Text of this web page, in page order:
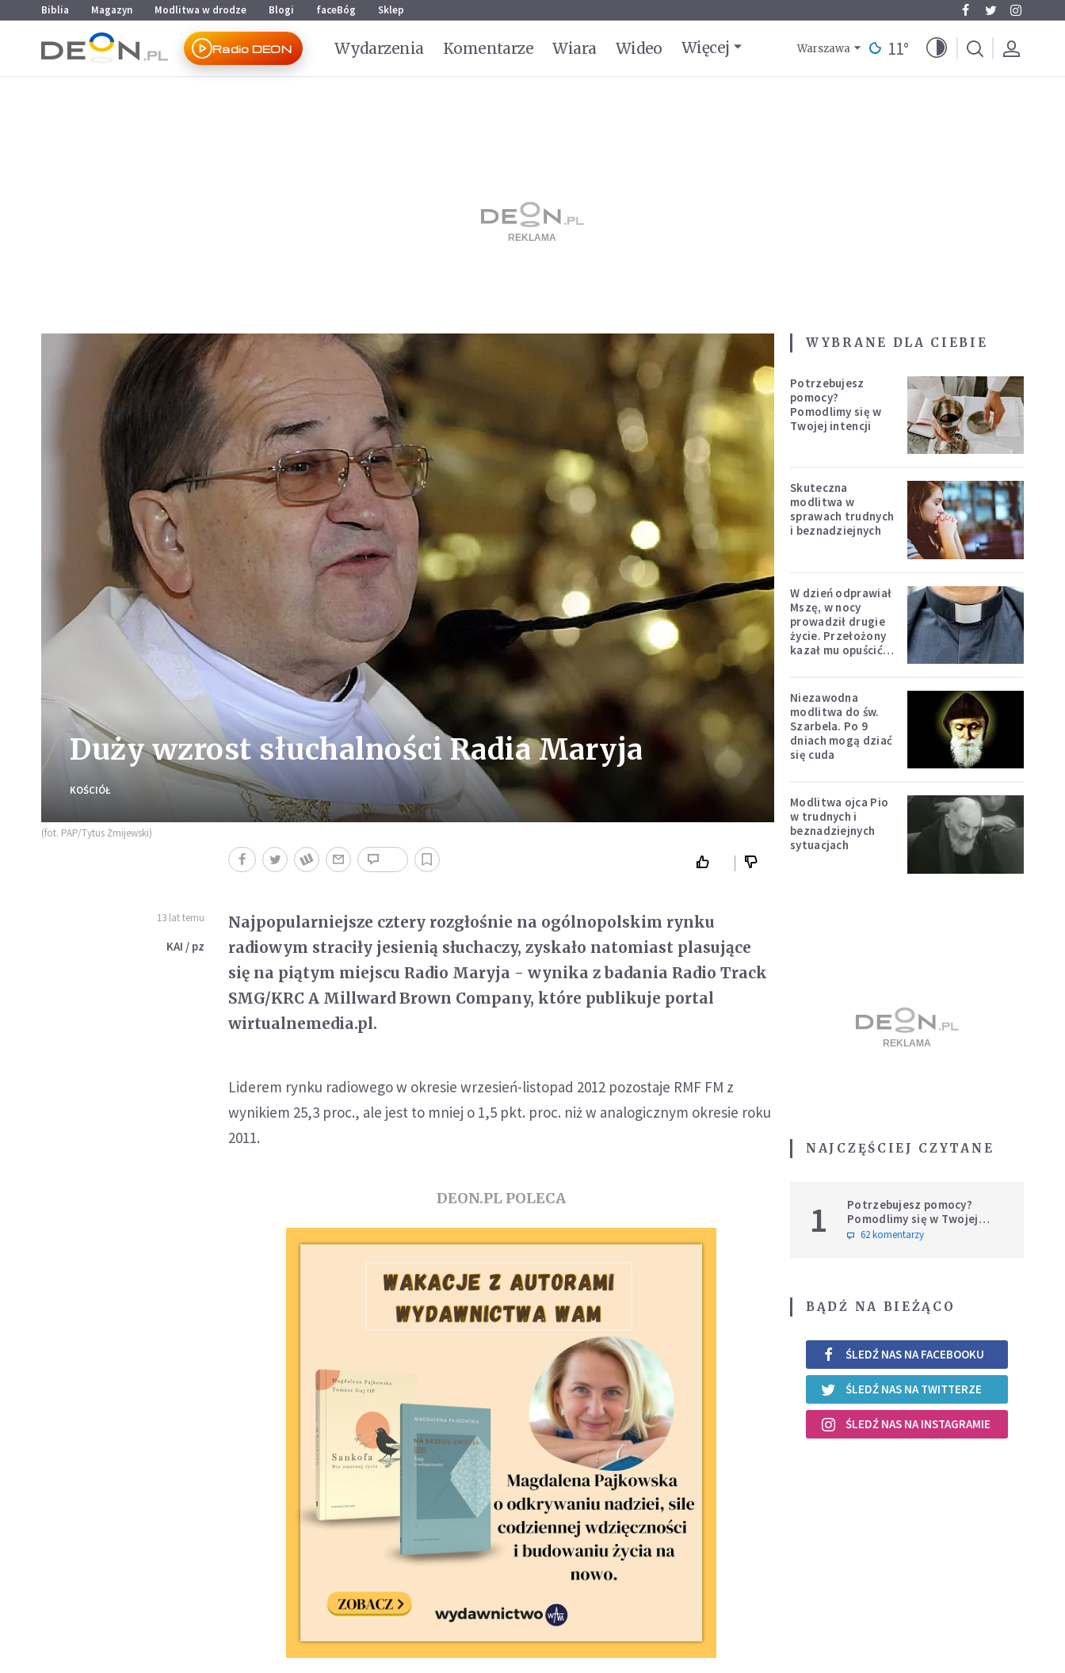
Przejdź do menu głównego
Przejdź do treści
Biblia Magazyn Modlitwa w drodze Blogi faceBóg Sklep
Radio DEON Wydarzenia Komentarze Wiara Wideo Więcej Warszawa 11°
Duży wzrost słuchalności Radia Maryja
KOŚCIÓŁ
(fot. PAP/Tytus Żmijewski)
13 lat temu
KAI / pz
Najpopularniejsze cztery rozgłośnie na ogólnopolskim rynku
radiowym straciły jesienią słuchaczy, zyskało natomiast plasujące
się na piątym miejscu Radio Maryja - wynika z badania Radio Track
SMG/KRC A Millward Brown Company, które publikuje portal
wirtualnemedia.pl.
Liderem rynku radiowego w okresie wrzesień-listopad 2012 pozostaje RMF FM z
wynikiem 25,3 proc., ale jest to mniej o 1,5 pkt. proc. niż w analogicznym okresie roku
2011.
DEON.PL POLECA
WYBRANE DLA CIEBIE
Potrzebujesz
pomocy?
Pomodlimy się w
Twojej intencji
Skuteczna
modlitwa w
sprawach trudnych
i beznadziejnych
W dzień odprawiał
Mszę, w nocy
prowadził drugie
życie. Przełożony
kazał mu opuścić
Niezawodna
modlitwa do św.
Szarbela. Po 9
dniach mogą dziać
się cuda
Modlitwa ojca Pio
w trudnych i
beznadziejnych
sytuacjach
NAJCZĘŚCIEJ CZYTANE
1
Potrzebujesz pomocy?
Pomodlimy się w Twojej
intencji
62 komentarzy
BĄDŹ NA BIEŻĄCO
ŚLEDŹ NAS NA FACEBOOKU
ŚLEDŹ NAS NA TWITTERZE
ŚLEDŹ NAS NA INSTAGRAMIE